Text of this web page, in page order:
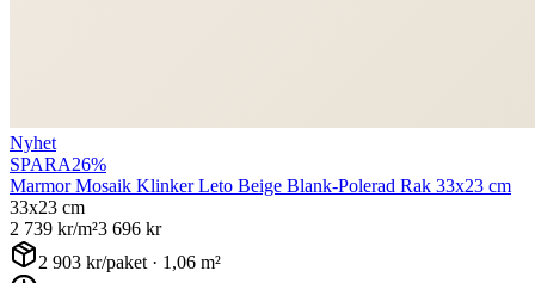
Nyhet
SPARA26%
Marmor Mosaik Klinker Leto Beige Blank-Polerad Rak 33x23 cm
33x23 cm
2 739 kr/m²3 696 kr
2 903 kr/paket · 1,06 m²